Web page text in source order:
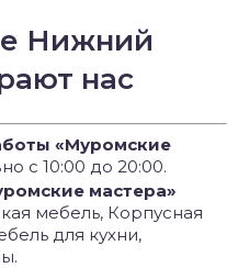
Нижний
нас
«Муромские
с 10:00 до 20:00.
мастера»
мебель, Корпусная
для кухни,